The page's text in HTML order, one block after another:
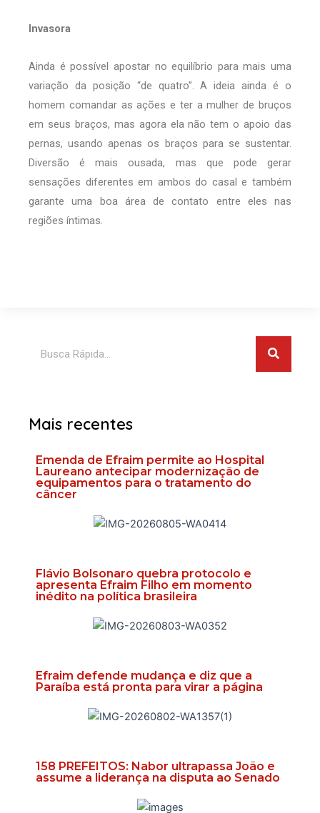
Invasora
Ainda é possível apostar no equilíbrio para mais uma
variação da posição “de quatro”. A ideia ainda é o
homem comandar as ações e ter a mulher de bruços
em seus braços, mas agora ela não tem o apoio das
pernas, usando apenas os braços para se sustentar.
Diversão é mais ousada, mas que pode gerar
sensações diferentes em ambos do casal e também
garante uma boa área de contato entre eles nas
regiões íntimas.
Mais recentes
Emenda de Efraim permite ao Hospital
Laureano antecipar modernização de
equipamentos para o tratamento do
câncer
Flávio Bolsonaro quebra protocolo e
apresenta Efraim Filho em momento
inédito na política brasileira
Efraim defende mudança e diz que a
Paraíba está pronta para virar a página
158 PREFEITOS: Nabor ultrapassa João e
assume a liderança na disputa ao Senado